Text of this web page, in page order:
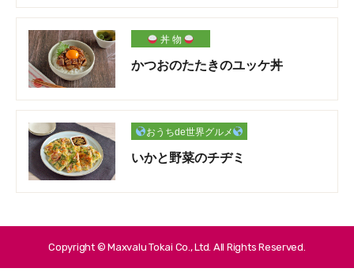
丼 物
かつおのたたきのユッケ丼
おうちde世界グルメ
いかと野菜のチヂミ
Copyright © Maxvalu Tokai Co., Ltd. All Rights Reserved.